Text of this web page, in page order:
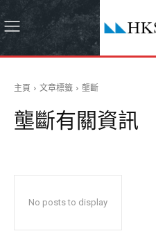
主頁 文章標籤 壟斷
壟斷有關資訊
No posts to display